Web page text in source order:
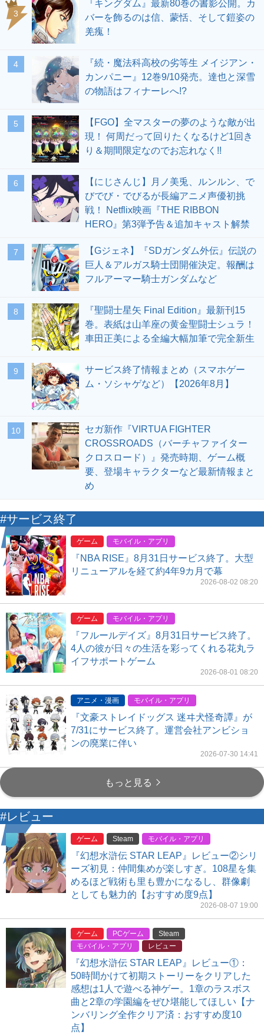
3
『キングダム』最新80巻の書影公開。カ
バーを飾るのは信、蒙恬、そして鎧姿の
羌瘣！
4
『続・魔法科高校の劣等生 メイジアン・
カンパニー』12巻9/10発売。達也と深雪
の物語はフィナーレへ!?
5
【FGO】全マスターの夢のような敵が出
現！ 何周だって回りたくなるけど1回き
り＆期間限定なのでお忘れなく!!
6
【にじさんじ】月ノ美兎、ルンルン、で
びでび・でびるが長編アニメ声優初挑
戦！ Netflix映画『THE RIBBON
HERO』第3弾予告＆追加キャスト解禁
7
【Gジェネ】『SDガンダム外伝』伝説の
巨人＆アルガス騎士団開催決定。報酬は
フルアーマー騎士ガンダムなど
8
『聖闘士星矢 Final Edition』最新刊15
巻。表紙は山羊座の黄金聖闘士シュラ！
車田正美による全編大幅加筆で完全新生
9
サービス終了情報まとめ（スマホゲー
ム・ソシャゲなど）【2026年8月】
10
セガ新作『VIRTUA FIGHTER
CROSSROADS（バーチャファイター
クロスロード）』発売時期、ゲーム概
要、登場キャラクターなど最新情報まと
め
#サービス終了
ゲーム モバイル・アプリ
『NBA RISE』8月31日サービス終了。大型
リニューアルを経て約4年9カ月で幕
2026-08-02 08:20
ゲーム モバイル・アプリ
『フルールデイズ』8月31日サービス終了。
4人の彼が日々の生活を彩ってくれる花丸ラ
イフサポートゲーム
2026-08-01 08:20
アニメ・漫画 モバイル・アプリ
『文豪ストレイドッグス 迷ヰ犬怪奇譚』が
7/31にサービス終了。運営会社アンビショ
ンの廃業に伴い
2026-07-30 14:41
もっと見る
#レビュー
ゲーム Steam モバイル・アプリ
『幻想水滸伝 STAR LEAP』レビュー②シリ
ーズ初見：仲間集めが楽しすぎ。108星を集
めるほど戦術も里も豊かになるし、群像劇
としても魅力的【おすすめ度9点】
2026-08-07 19:00
ゲーム PCゲーム
Steam
モバイル・アプリ
レビュー
『幻想水滸伝 STAR LEAP』レビュー①：
50時間かけて初期ストーリーをクリアした
感想は1人で遊べる神ゲー。1章のラスボス
曲と2章の学園編をぜひ堪能してほしい【ナ
ンバリング全作クリア済：おすすめ度10
点】